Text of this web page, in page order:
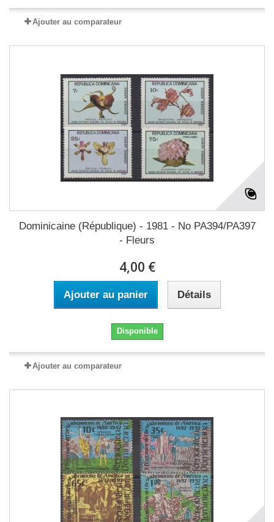
Ajouter au comparateur
Dominicaine (République) - 1981 - No PA394/PA397
- Fleurs
4,00 €
Ajouter au panier Détails
Disponible
Ajouter au comparateur